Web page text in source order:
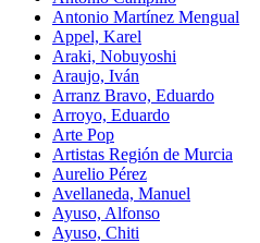
Antonio Martínez Mengual
Appel, Karel
Araki, Nobuyoshi
Araujo, Iván
Arranz Bravo, Eduardo
Arroyo, Eduardo
Arte Pop
Artistas Región de Murcia
Aurelio Pérez
Avellaneda, Manuel
Ayuso, Alfonso
Ayuso, Chiti